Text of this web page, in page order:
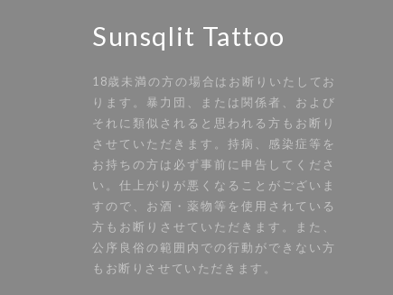
Sunsqlit Tattoo
18歳未満の方の場合はお断りいたしてお
ります。暴力団、または関係者、および
それに類似されると思われる方もお断り
させていただきます。持病、感染症等を
お持ちの方は必ず事前に申告してくださ
い。仕上がりが悪くなることがございま
すので、お酒・薬物等を使用されている
方もお断りさせていただきます。また、
公序良俗の範囲内での行動ができない方
もお断りさせていただきます。